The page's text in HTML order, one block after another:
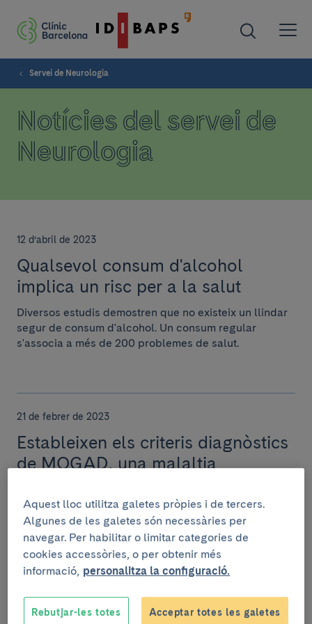
Servei de Neurologia
Notícies del servei de
Neurologia
12 d’abril de 2023
Qualsevol consum d'alcohol
implica un risc per a la salut
Diversos estudis demostren que no existeix un llindar
segur de consum d'alcohol. Un consum regular
s'associa a més de 200 problemes de salut.
21 de febrer de 2023
Estableixen els criteris diagnòstics
de MOGAD, una malaltia
amb l’esclerosi múltiple
Investigadors del Clínic-IDIBAPS han participat en un
estudi publicat a Lancet Neurology que recull els
primers criteris diagnòstics de la malaltia...
Aquest lloc utilitza galetes pròpies i de tercers.
Algunes de les galetes són necessàries per
navegar. Per habilitar o limitar categories de
cookies accessòries, o per obtenir més
informació, personalitza la configuració.
Rebutjar-les totes Acceptar totes les galetes